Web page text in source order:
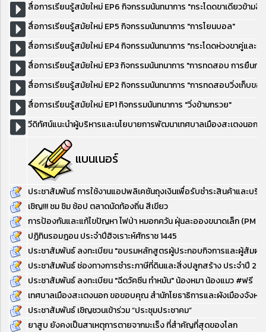
สื่อการเรียนรู้สมัยใหม่ EP6 กิจกรรมนันทนาการ "กระโดดขาเดียวข้ามสิ่
สื่อการเรียนรู้สมัยใหม่ EP5 กิจกรรมนันทนาการ "การโยนบอล"
สื่อการเรียนรู้สมัยใหม่ EP4 กิจกรรมนันทนาการ "กระโดดห่วงขาคู่และข
สื่อการเรียนรู้สมัยใหม่ EP3 กิจกรรมนันทนาการ "การทดสอบ การยืนกร
สื่อการเรียนรู้สมัยใหม่ EP2 กิจกรรมนันทนาการ "การทดสอบวิ่งเก็บขอ
สื่อการเรียนรู้สมัยใหม่ EP1 กิจกรรมนันทนาการ "วิ่งข้ามกรวย"
วีดิทัศน์แนะนำผู้บริหารและนโยบายการพัฒนาเทศบาลเมืองสะเตงนอก
แบนเนอร์
ประชาสัมพันธ์ การใช้งานแอปพลิเคชันถุงเงินเพื่อรับชำระสินค้าและบ
เชิญ!!! ชม ชิม ช้อป ตลาดนัดท้องถิ่น สีเขียว
การป้องกันและแก้ไขปัญหา ไฟป่า หมอกควัน ฝุ่นละอองขนาดเล็ก (PM
ปฏิทินรอมฎอน ประจำปีฮิจเราะห์ศักราช 1445
ประชาสัมพันธ์ ลงทะเบียน "อบรมหลักสูตรผู้ประกอบกิจการและผู้สัม
ประชาสัมพันธ์ ช่องทางการชำระภาษีที่ดินและสิ่งปลูกสร้าง ประจำปี
ประชาสัมพันธ์ ลงทะเบียน "ฉีดวัคซีน ทำหมัน" น้องหมา น้องแมว #ฟรี
เทศบาลเมืองสะเตงนอก ขอขอบคุณ สำนักโยธาธิการและผังเมืองจังห
ประชาสัมพันธ์ เชิญชวนเข้าร่วม “ประชุมประชาคม”
ยาสูบ ยังคงเป็นสาเหตุการตายจากมะเร็ง ที่สำคัญที่สุดของโลก